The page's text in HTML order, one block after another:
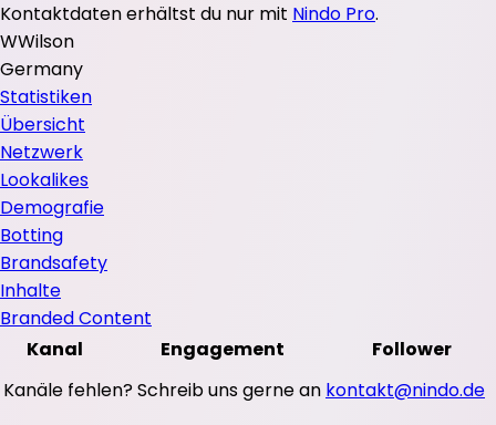
Kontaktdaten erhältst du nur mit Nindo Pro.
WWilson
Germany
Statistiken
Übersicht
Netzwerk
Lookalikes
Demografie
Botting
Brandsafety
Inhalte
Branded Content
Kanal
Engagement
Follower
Kanäle fehlen? Schreib uns gerne an kontakt@nindo.de